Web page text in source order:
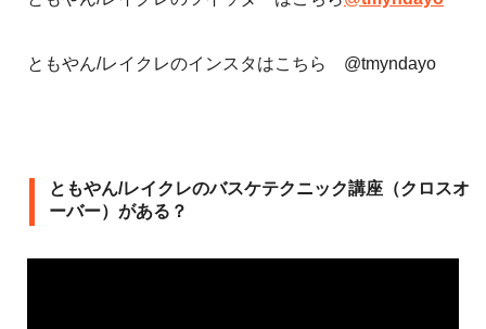
ともやん/レイクレのインスタはこちら @tmyndayo
ともやん/レイクレのバスケテクニック講座（クロスオ
ーバー）がある？